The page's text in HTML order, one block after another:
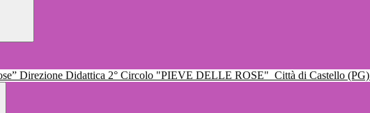
Direzione Didattica 2° Circolo "PIEVE DELLE ROSE" Città di Castello (PG)